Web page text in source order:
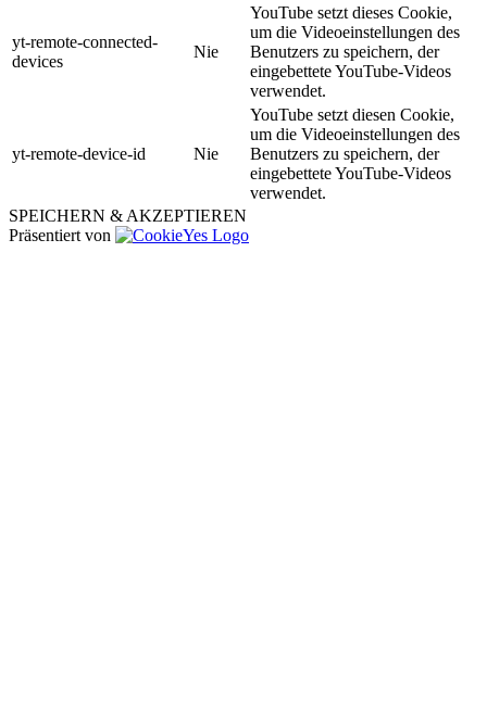
yt-remote-connected-
devices
Nie
YouTube setzt dieses Cookie,
um die Videoeinstellungen des
Benutzers zu speichern, der
eingebettete YouTube-Videos
verwendet.
yt-remote-device-id Nie
YouTube setzt diesen Cookie,
um die Videoeinstellungen des
Benutzers zu speichern, der
eingebettete YouTube-Videos
verwendet.
SPEICHERN & AKZEPTIEREN
Präsentiert von